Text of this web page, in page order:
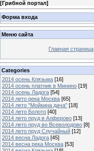
[Грибной портал]
Форма входа
Меню сайта
Главная страница
Categories
2014 осень Клязьма [16]
2014 осень платник в Минино [19]
2014 осень Ладога [54]
2014 лето река Москва [65]
2014 лето "Мойкина дача" [18]
2014 лето Болото [40]
2014 лето пруд в Алферово [13]
2014 лето пруд во Всеволодово [8]
2014 лето пруд Случайный [12]
2014 весна Ладога [45]
2014 весна река Москва [53]